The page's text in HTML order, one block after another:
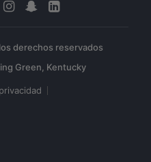
derechos reservados